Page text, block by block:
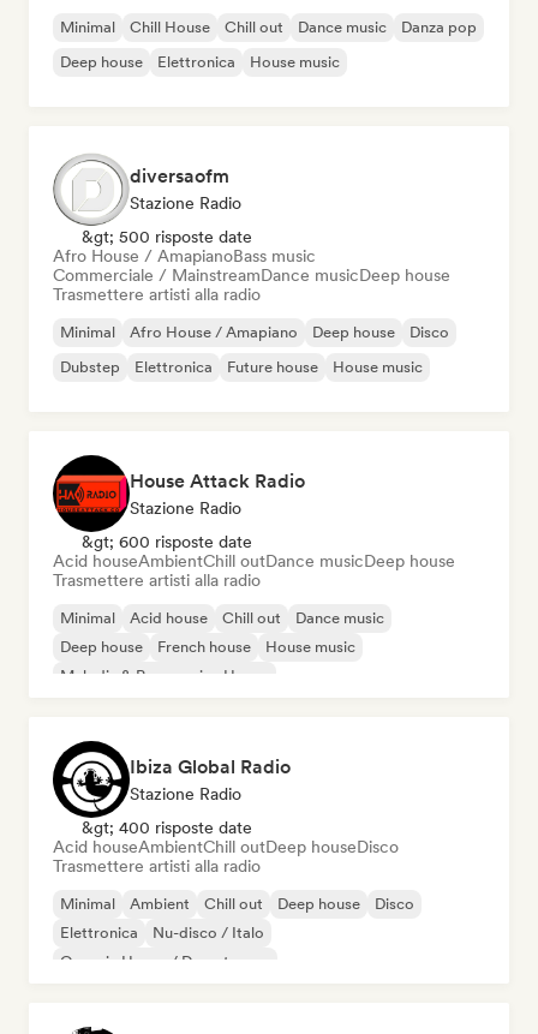
Minimal Chill House Chill out Dance music
Danza pop
Deep house
Elettronica House music
diversaofm
Stazione Radio
&gt; 500 risposte date
Afro House / AmapianoBass music
Commerciale / MainstreamDance musicDeep house
Trasmettere artisti alla radio
Minimal Afro House / Amapiano Deep house
Disco
Dubstep
Elettronica Future house House music
House Attack Radio
Stazione Radio
&gt; 600 risposte date
Acid houseAmbientChill outDance musicDeep house
Trasmettere artisti alla radio
Minimal Acid house Chill out
Dance music
Deep house
French house
House music
Melodic & Progressive House
Ibiza Global Radio
Stazione Radio
&gt; 400 risposte date
Acid houseAmbientChill outDeep houseDisco
Trasmettere artisti alla radio
Minimal Ambient Chill out Deep house
Disco
Elettronica
Nu-disco / Italo
Organic House / Downtempo